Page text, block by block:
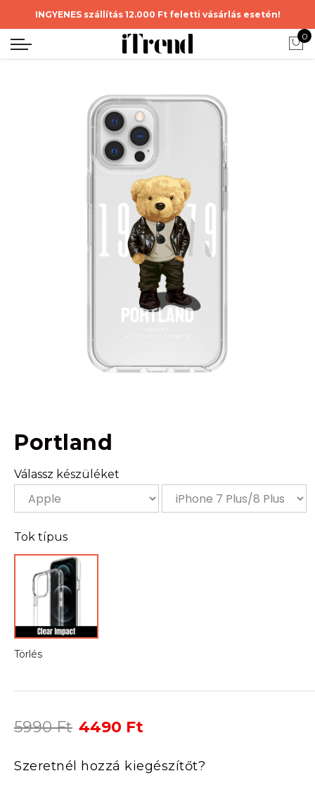
INGYENES szállítás 12.000 Ft feletti vásárlás esetén!
0
Portland
Válassz készüléket
Tok típus
Törlés
5990Ft Original
was:
5990 Ft.
4490 Ft
is:
4490 Ft.
Szeretnél hozzá kiegészítőt?